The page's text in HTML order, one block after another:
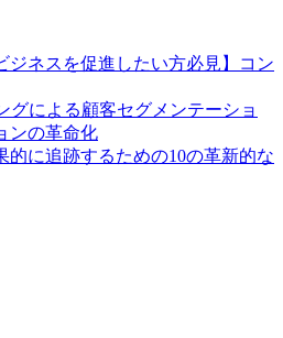
ジネスを促進したい方必見】コン
グによる顧客セグメンテーショ
ンの革命化
的に追跡するための10の革新的な